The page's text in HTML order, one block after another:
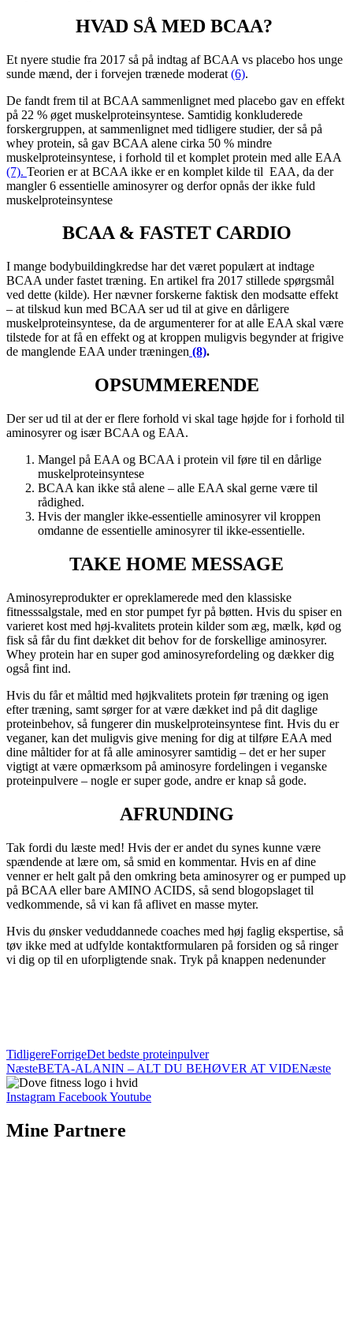
HVAD SÅ MED BCAA?
Et nyere studie fra 2017 så på indtag af BCAA vs placebo hos unge
sunde mænd, der i forvejen trænede moderat (6).
De fandt frem til at BCAA sammenlignet med placebo gav en effekt
på 22 % øget muskelproteinsyntese. Samtidig konkluderede
forskergruppen, at sammenlignet med tidligere studier, der så på
whey protein, så gav BCAA alene cirka 50 % mindre
muskelproteinsyntese, i forhold til et komplet protein med alle EAA
(7). Teorien er at BCAA ikke er en komplet kilde til EAA, da der
mangler 6 essentielle aminosyrer og derfor opnås der ikke fuld
muskelproteinsyntese
BCAA & FASTET CARDIO
I mange bodybuildingkredse har det været populært at indtage
BCAA under fastet træning. En artikel fra 2017 stillede spørgsmål
ved dette (kilde). Her nævner forskerne faktisk den modsatte effekt
– at tilskud kun med BCAA ser ud til at give en dårligere
muskelproteinsyntese, da de argumenterer for at alle EAA skal være
tilstede for at få en effekt og at kroppen muligvis begynder at frigive
de manglende EAA under træningen (8).
OPSUMMERENDE
Der ser ud til at der er flere forhold vi skal tage højde for i forhold til
aminosyrer og især BCAA og EAA.
Mangel på EAA og BCAA i protein vil føre til en dårlige
muskelproteinsyntese
BCAA kan ikke stå alene – alle EAA skal gerne være til
rådighed.
Hvis der mangler ikke-essentielle aminosyrer vil kroppen
omdanne de essentielle aminosyrer til ikke-essentielle.
TAKE HOME MESSAGE
Aminosyreprodukter er opreklamerede med den klassiske
fitnesssalgstale, med en stor pumpet fyr på bøtten. Hvis du spiser en
varieret kost med høj-kvalitets protein kilder som æg, mælk, kød og
fisk så får du fint dækket dit behov for de forskellige aminosyrer.
Whey protein har en super god aminosyrefordeling og dækker dig
også fint ind.
Hvis du får et måltid med højkvalitets protein før træning og igen
efter træning, samt sørger for at være dækket ind på dit daglige
proteinbehov, så fungerer din muskelproteinsyntese fint. Hvis du er
veganer, kan det muligvis give mening for dig at tilføre EAA med
dine måltider for at få alle aminosyrer samtidig – det er her super
vigtigt at være opmærksom på aminosyre fordelingen i veganske
proteinpulvere – nogle er super gode, andre er knap så gode.
AFRUNDING
Tak fordi du læste med! Hvis der er andet du synes kunne være
spændende at lære om, så smid en kommentar. Hvis en af dine
venner er helt galt på den omkring beta aminosyrer og er pumped up
på BCAA eller bare AMINO ACIDS, så send blogopslaget til
vedkommende, så vi kan få aflivet en masse myter.
Hvis du ønsker veduddannede coaches med høj faglig ekspertise, så
tøv ikke med at udfylde kontaktformularen på forsiden og så ringer
vi dig op til en uforpligtende snak. Tryk på knappen nedenunder
TidligereForrigeDet bedste proteinpulver
NæsteBETA-ALANIN – ALT DU BEHØVER AT VIDENæste
Instagram FacebookYoutube
Mine Partnere